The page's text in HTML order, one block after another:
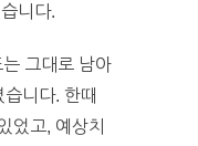
니다.
는 그대로 남아
니다. 한때
었고, 예상치